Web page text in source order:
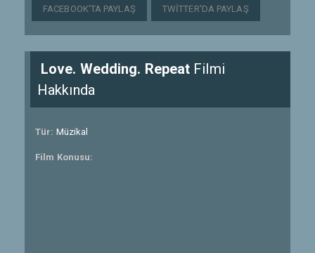
FACEBOOK'TA PAYLAŞ TWITTER'DA PAYLAŞ
Love. Wedding. Repeat Filmi
Hakkında
Tür: Müzikal
Film Konusu: